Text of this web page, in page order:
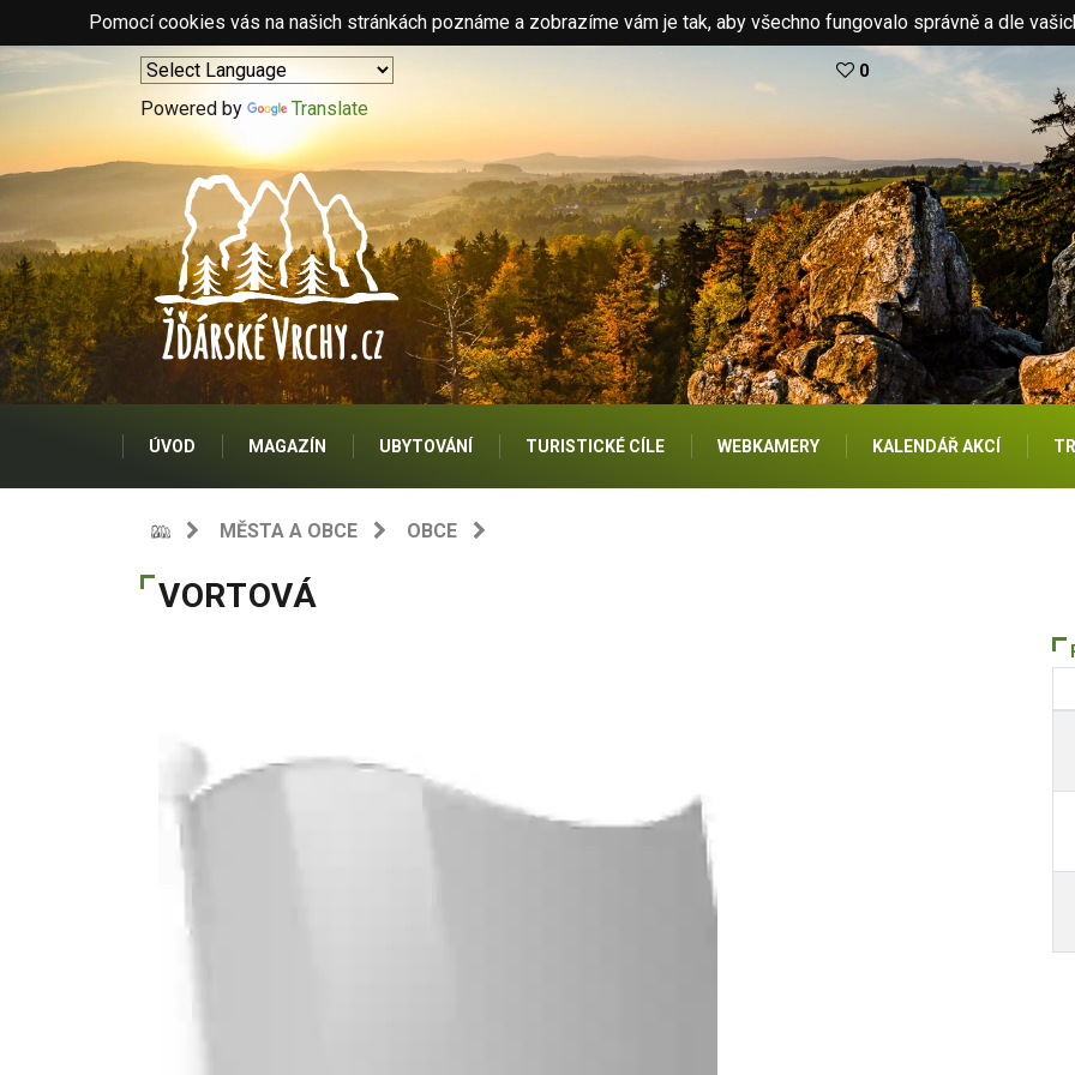
Pomocí cookies vás na našich stránkách poznáme a zobrazíme vám je tak, aby všechno fungovalo správně a dle
Powered by Translate
0
ÚVOD MAGAZÍN UBYTOVÁNÍ TURISTICKÉ CÍLE WEBKAMERY KALENDÁŘ AKCÍ
MĚSTA A OBCE OBCE
VORTOVÁ